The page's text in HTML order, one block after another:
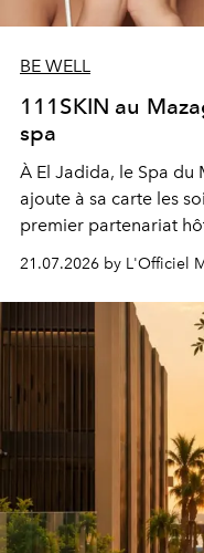
BE WELL
111SKIN au
spa
À El Jadida, le Spa du
ajoute à sa carte les
premier partenariat
britannique, née
londonien et
le complexe NAC
21.07.2026 by L'Officiel